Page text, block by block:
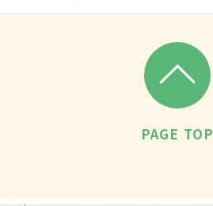
PAGE TOP